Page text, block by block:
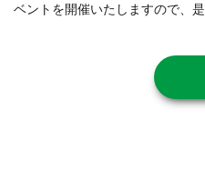
ベントを開催いたしますので、是